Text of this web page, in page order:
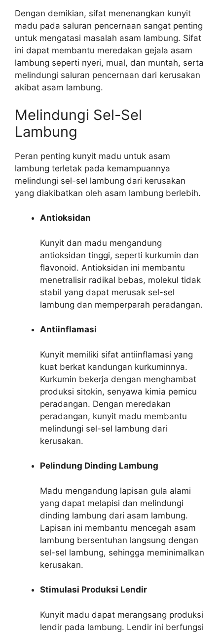
Dengan demikian, sifat menenangkan kunyit
madu pada saluran pencernaan sangat penting
untuk mengatasi masalah asam lambung. Sifat
ini dapat membantu meredakan gejala asam
lambung seperti nyeri, mual, dan muntah, serta
melindungi saluran pencernaan dari kerusakan
akibat asam lambung.
Melindungi Sel-Sel
Lambung
Peran penting kunyit madu untuk asam
lambung terletak pada kemampuannya
melindungi sel-sel lambung dari kerusakan
yang diakibatkan oleh asam lambung berlebih.
Antioksidan
Kunyit dan madu mengandung
antioksidan tinggi, seperti kurkumin dan
flavonoid. Antioksidan ini membantu
menetralisir radikal bebas, molekul tidak
stabil yang dapat merusak sel-sel
lambung dan memperparah peradangan.
Antiinflamasi
Kunyit memiliki sifat antiinflamasi yang
kuat berkat kandungan kurkuminnya.
Kurkumin bekerja dengan menghambat
produksi sitokin, senyawa kimia pemicu
peradangan. Dengan meredakan
peradangan, kunyit madu membantu
melindungi sel-sel lambung dari
kerusakan.
Pelindung Dinding Lambung
Madu mengandung lapisan gula alami
yang dapat melapisi dan melindungi
dinding lambung dari asam lambung.
Lapisan ini membantu mencegah asam
lambung bersentuhan langsung dengan
sel-sel lambung, sehingga meminimalkan
kerusakan.
Stimulasi Produksi Lendir
Kunyit madu dapat merangsang produksi
lendir pada lambung. Lendir ini berfungsi